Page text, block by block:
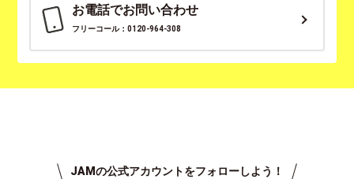
お電話でお問い合わせ
フリーコール：0120-964-308
JAMの公式アカウントをフォローしよう！